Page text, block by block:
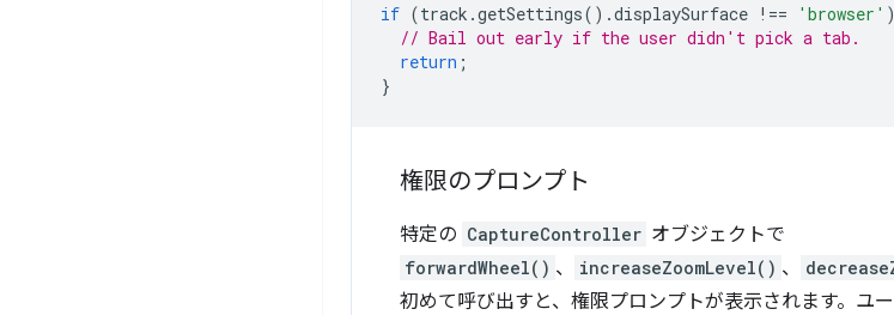
if (track .getSettings().displaySurface !== 'browser' )
// Bail out early if the user didn't pick a tab.
return ;
}
権限のプロンプト
特定の CaptureController オブジェクトで
forwardWheel() 、 increaseZoomLevel() 、
初めて呼び出すと、権限プロンプトが表示されます。ユ